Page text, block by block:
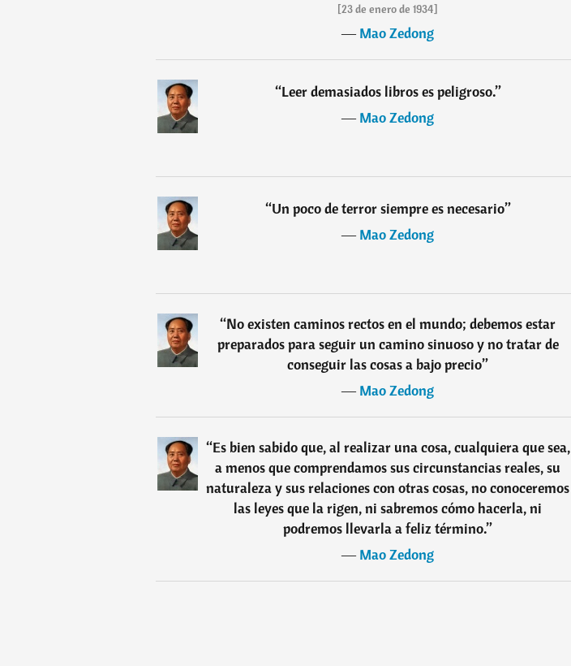
[23 de enero de 1934]
―Mao Zedong
“Leer demasiados libros es peligroso.”
―Mao Zedong
“Un poco de terror siempre es necesario”
―Mao Zedong
“No existen caminos rectos en el mundo; debemos estar
preparados para seguir un camino sinuoso y no tratar de
conseguir las cosas a bajo precio”
―Mao Zedong
“Es bien sabido que, al realizar una cosa, cualquiera que sea,
a menos que comprendamos sus circunstancias reales, su
naturaleza y sus relaciones con otras cosas, no conoceremos
las leyes que la rigen, ni sabremos cómo hacerla, ni
podremos llevarla a feliz término.”
―Mao Zedong